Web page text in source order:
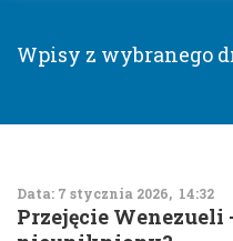
Wpisy z wybranego
Data: 7 stycznia 2026, 14:32
Przejęcie Wenezueli